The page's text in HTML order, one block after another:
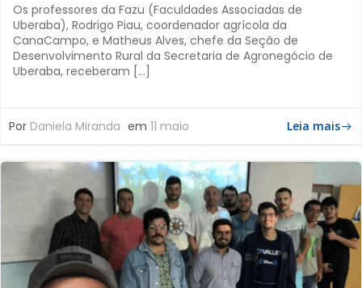
Os professores da Fazu (Faculdades Associadas de
Uberaba), Rodrigo Piau, coordenador agrícola da
CanaCampo, e Matheus Alves, chefe da Seção de
Desenvolvimento Rural da Secretaria de Agronegócio de
Uberaba, receberam […]
Por Daniela Miranda em 11 maio Leia mais